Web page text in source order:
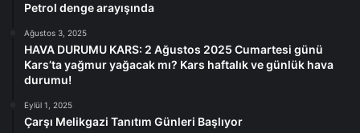
Petrol denge arayışında
Ağustos 3, 2025
HAVA DURUMU KARS: 2 Ağustos 2025 Cumartesi günü
Kars’ta yağmur yağacak mı? Kars haftalık ve günlük hava
durumu!
Eylül 1, 2025
Çarşı Melikgazi Tanıtım Günleri Başlıyor